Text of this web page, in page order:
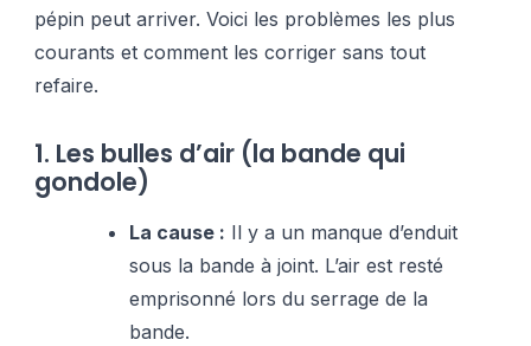
pépin peut arriver. Voici les problèmes les plus
courants et comment les corriger sans tout
refaire.
1. Les bulles d’air (la bande qui
gondole)
La cause : Il y a un manque d’enduit
sous la bande à joint. L’air est resté
emprisonné lors du serrage de la
bande.